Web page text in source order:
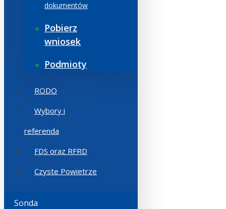
dokumentów
Pobierz
wniosek
Podmioty
RODO
Wybory i
referenda
FDS oraz RFRD
Czyste Powietrze
Sonda